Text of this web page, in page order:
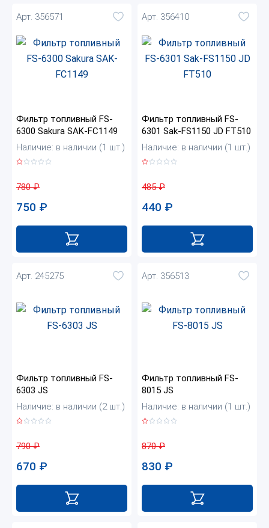
Арт. 356571
Фильтр топливный FS-
6300 Sakura SAK-FC1149
Наличие: в наличии (1 шт.)
780₽
750 ₽
Арт. 356410
Фильтр топливный FS-
6301 Sak-FS1150 JD FT510
Наличие: в наличии (1 шт.)
485₽
440 ₽
Арт. 245275
Фильтр топливный FS-
6303 JS
Наличие: в наличии (2 шт.)
790₽
670 ₽
Арт. 356513
Фильтр топливный FS-
8015 JS
Наличие: в наличии (1 шт.)
870₽
830 ₽